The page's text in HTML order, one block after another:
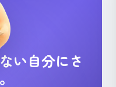
い自分にさ